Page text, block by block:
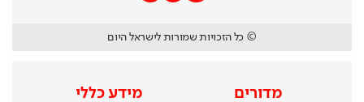
© כל הזכויות שמורות לישראל היום
מדורים מידע כללי